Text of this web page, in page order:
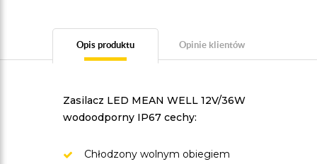
Opis produktu Opinie klientów
Zasilacz LED MEAN WELL 12V/36W
wodoodporny IP67 cechy:
Chłodzony wolnym obiegiem